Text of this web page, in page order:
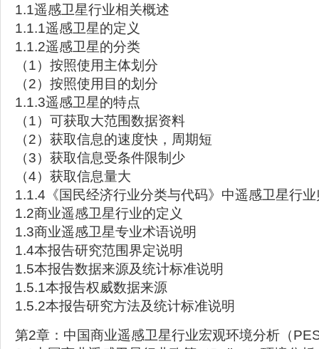
1.1遥感卫星行业相关概述
1.1.1遥感卫星的定义
1.1.2遥感卫星的分类
（1）按照使用主体划分
（2）按照使用目的划分
1.1.3遥感卫星的特点
（1）可获取大范围数据资料
（2）获取信息的速度快，周期短
（3）获取信息受条件限制少
（4）获取信息量大
1.1.4《国民经济行业分类与代码》中遥感卫星行
1.2商业遥感卫星行业的定义
1.3商业遥感卫星专业术语说明
1.4本报告研究范围界定说明
1.5本报告数据来源及统计标准说明
1.5.1本报告权威数据来源
1.5.2本报告研究方法及统计标准说明
第2章：中国商业遥感卫星行业宏观环境分析（